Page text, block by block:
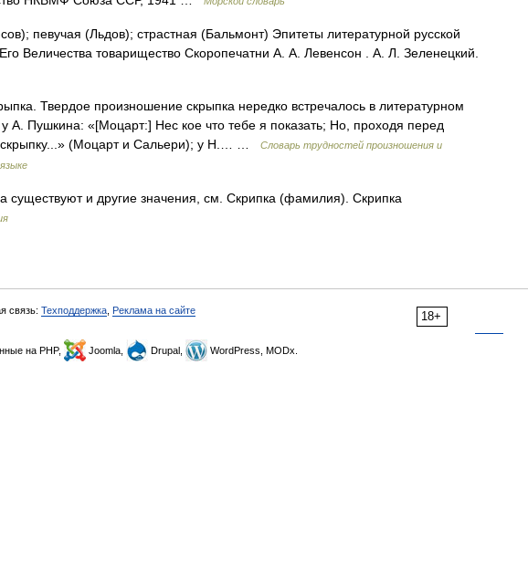
певучая (Льдов); страстная (Бальмонт) Эпитеты литературной русской
Величества товарищество Скоропечатни А. А. Левенсон . А. Л. Зеленецкий.
Твердое произношение скрыпка нередко встречалось в литературном
А. Пушкина: «[Моцарт:] Нес кое что тебе я показать; Но, проходя перед
скрыпку...» (Моцарт и Сальери); у Н.… …
Словарь трудностей произношения и
существуют и другие значения, см. Скрипка (фамилия). Скрипка
18+
связь: Техподдержка Реклама на сайте
на PHP, Joomla, Drupal, WordPress, MODx.